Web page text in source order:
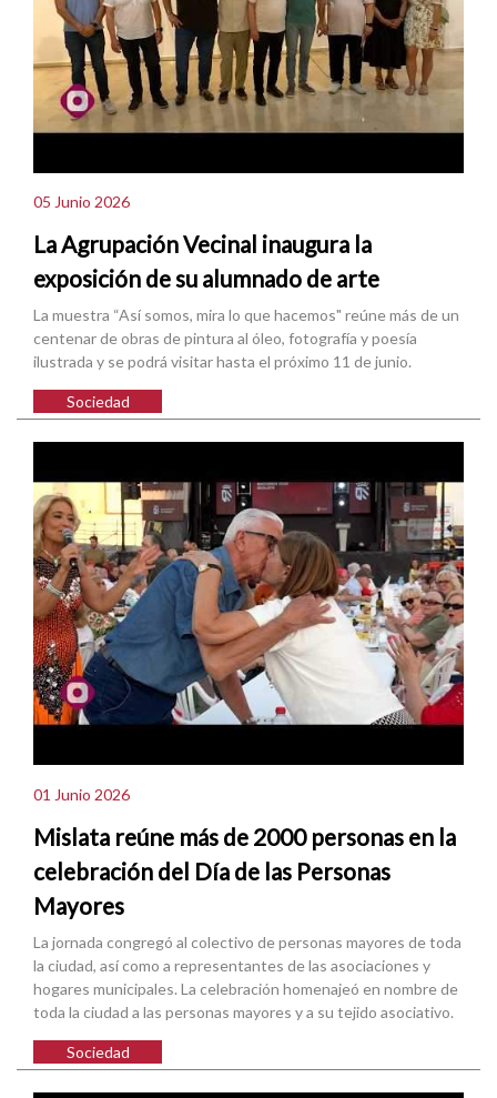
05 Junio 2026
La Agrupación Vecinal inaugura la
exposición de su alumnado de arte
La muestra “Así somos, mira lo que hacemos" reúne más de un
centenar de obras de pintura al óleo, fotografía y poesía
ilustrada y se podrá visitar hasta el próximo 11 de junio.
Sociedad
01 Junio 2026
Mislata reúne más de 2000 personas en la
celebración del Día de las Personas
Mayores
La jornada congregó al colectivo de personas mayores de toda
la ciudad, así como a representantes de las asociaciones y
hogares municipales. La celebración homenajeó en nombre de
toda la ciudad a las personas mayores y a su tejido asociativo.
Sociedad